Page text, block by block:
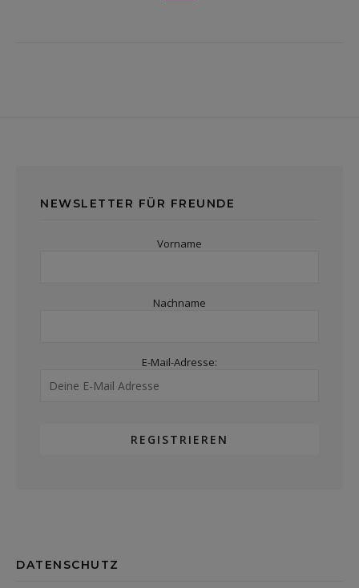
NEWSLETTER FÜR FREUNDE
Vorname
Nachname
E-Mail-Adresse:
DATENSCHUTZ